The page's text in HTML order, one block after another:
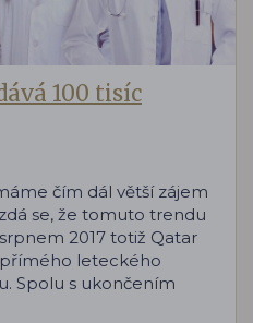
100 tisíc
čím dál větší zájem
se, že tomuto trendu
2017 totiž Qatar
leteckého
Spolu s ukončením